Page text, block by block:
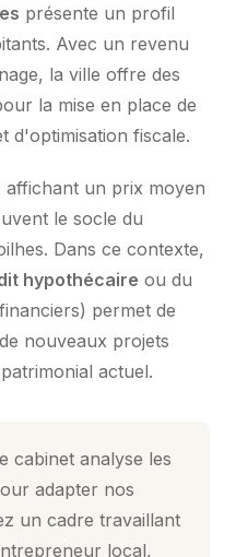
présente un profil
Avec un revenu
la ville offre des
la mise en place de
d'optimisation fiscale.
affichant un prix moyen
le socle du
Dans ce contexte,
hypothécaire ou du
permet de
nouveaux projets
actuel.
cabinet analyse les
adapter nos
un cadre travaillant
local,